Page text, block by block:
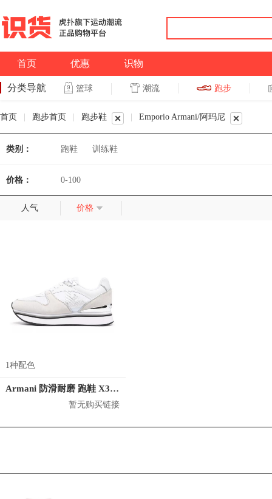
首页 优惠 识物
分类导航 篮球 潮流 跑步
首页 跑步首页 跑步鞋 Emporio Armani/阿玛尼
类别： 跑鞋 训练鞋
价格： 0-100
人气 价格
1种配色
Armani 防滑耐磨 跑鞋 X3X046XM698R920
暂无购买链接